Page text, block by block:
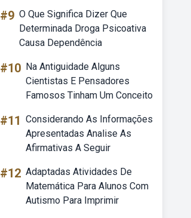
#9 O Que Significa Dizer Que
Determinada Droga Psicoativa
Causa Dependência
#10 Na Antiguidade Alguns
Cientistas E Pensadores
Famosos Tinham Um Conceito
#11 Considerando As Informações
Apresentadas Analise As
Afirmativas A Seguir
#12 Adaptadas Atividades De
Matemática Para Alunos Com
Autismo Para Imprimir